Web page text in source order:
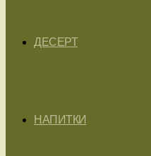
ДЕСЕРТ
НАПИТКИ